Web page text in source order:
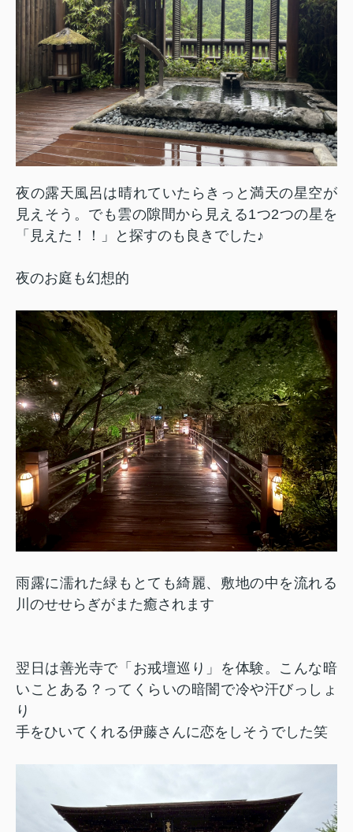
夜の露天風呂は晴れていたらきっと満天の星空が
見えそう。でも雲の隙間から見える1つ2つの星を
「見えた！！」と探すのも良きでした♪
夜のお庭も幻想的
雨露に濡れた緑もとても綺麗、敷地の中を流れる
川のせせらぎがまた癒されます
翌日は善光寺で「お戒壇巡り」を体験。こんな暗
いことある？ってくらいの暗闇で冷や汗びっしょ
り
手をひいてくれる伊藤さんに恋をしそうでした笑